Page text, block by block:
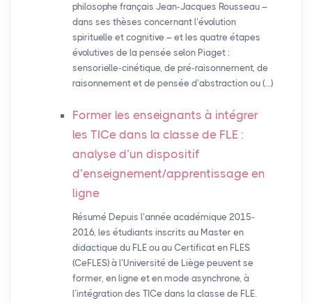
philosophe français Jean-Jacques Rousseau –
dans ses thèses concernant l’évolution
spirituelle et cognitive – et les quatre étapes
évolutives de la pensée selon Piaget :
sensorielle-cinétique, de pré-raisonnement, de
raisonnement et de pensée d’abstraction ou (…)
Former les enseignants à intégrer
les TICe dans la classe de FLE :
analyse d’un dispositif
d’enseignement/apprentissage en
ligne
Résumé Depuis l’année académique 2015-
2016, les étudiants inscrits au Master en
didactique du FLE ou au Certificat en FLES
(CeFLES) à l’Université de Liège peuvent se
former, en ligne et en mode asynchrone, à
l’intégration des TICe dans la classe de FLE.